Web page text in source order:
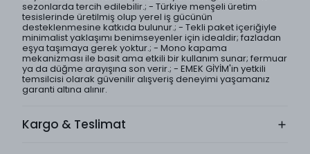
sezonlarda tercih edilebilir.; - Türkiye menşeli üretim
tesislerinde üretilmiş olup yerel iş gücünün
desteklenmesine katkıda bulunur.; - Tekli paket içeriğiyle
minimalist yaklaşımı benimseyenler için idealdir; fazladan
eşya taşımaya gerek yoktur.; - Mono kapama
mekanizması ile basit ama etkili bir kullanım sunar; fermuar
ya da düğme arayışına son verir.; - EMEK GİYİM'in yetkili
temsilcisi olarak güvenilir alışveriş deneyimi yaşamanız
garanti altına alınır.
Kargo & Teslimat